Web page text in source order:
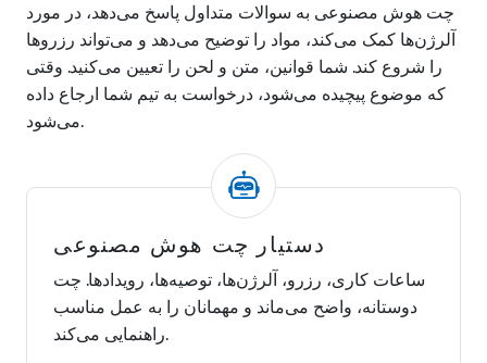
چت هوش مصنوعی به سوالات متداول پاسخ می‌دهد، در مورد
آلرژن‌ها کمک می‌کند، مواد را توضیح می‌دهد و می‌تواند رزروها
را شروع کند. شما قوانین، متن و لحن را تعیین می‌کنید. وقتی
که موضوع پیچیده می‌شود، درخواست به تیم شما ارجاع داده
می‌شود.
دستیار چت هوش مصنوعی
ساعات کاری، رزرو، آلرژن‌ها، توصیه‌ها، رویدادها. چت
دوستانه، واضح می‌ماند و مهمانان را به عمل مناسب
راهنمایی می‌کند.